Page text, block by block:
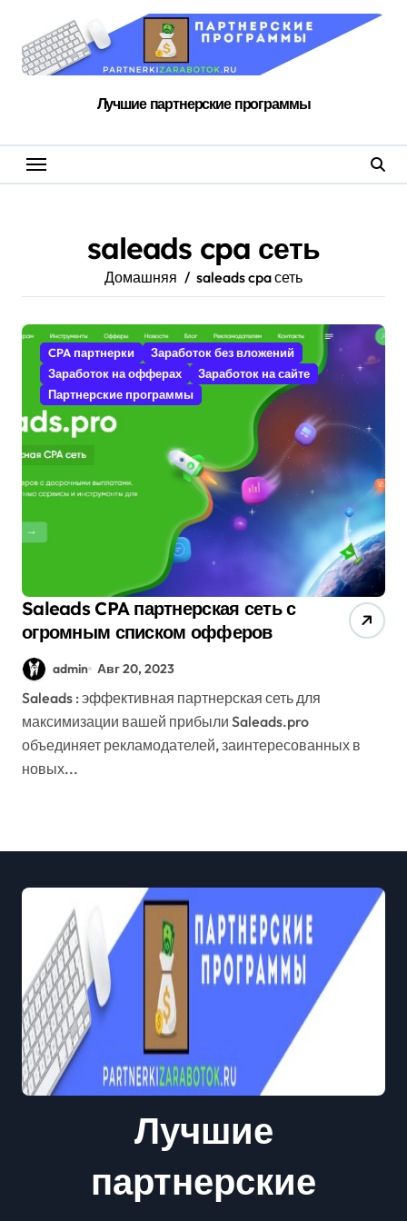
содержанию
Лучшие партнерские программы
saleads cpa сеть
Домашняя saleads cpa сеть
CPA партнерки
Заработок без вложений
Заработок на офферах
Заработок на сайте
Партнерские программы
Saleads CPA партнерская сеть с
огромным списком офферов
admin Авг 20, 2023
Saleads : эффективная партнерская сеть для
максимизации вашей прибыли Saleads.pro
объединяет рекламодателей, заинтересованных в
новых...
Лучшие
партнерские